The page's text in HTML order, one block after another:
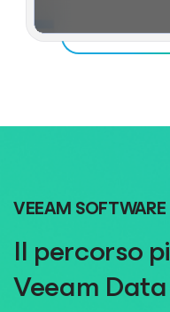
VEEAM
Il percorso
Veeam